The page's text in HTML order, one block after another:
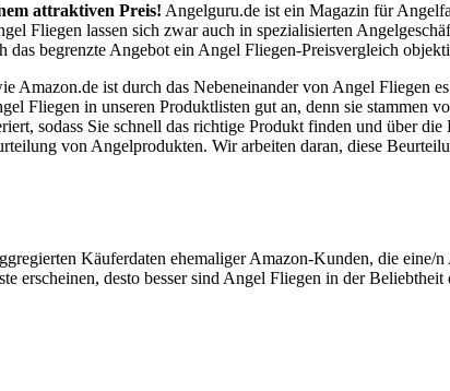
attraktiven Preis! Angelguru.de ist ein Magazin für
Fliegen lassen sich zwar auch in spezialisierten
das begrenzte Angebot ein Angel Fliegen-Preisvergleich
Amazon.de ist durch das Nebeneinander von Angel Fliegen
Fliegen in unseren Produktlisten gut an, denn sie
sodass Sie schnell das richtige Produkt finden und über
von Angelprodukten. Wir arbeiten daran, diese
Käuferdaten ehemaliger Amazon-Kunden, die eine/
erscheinen, desto besser sind Angel Fliegen in der